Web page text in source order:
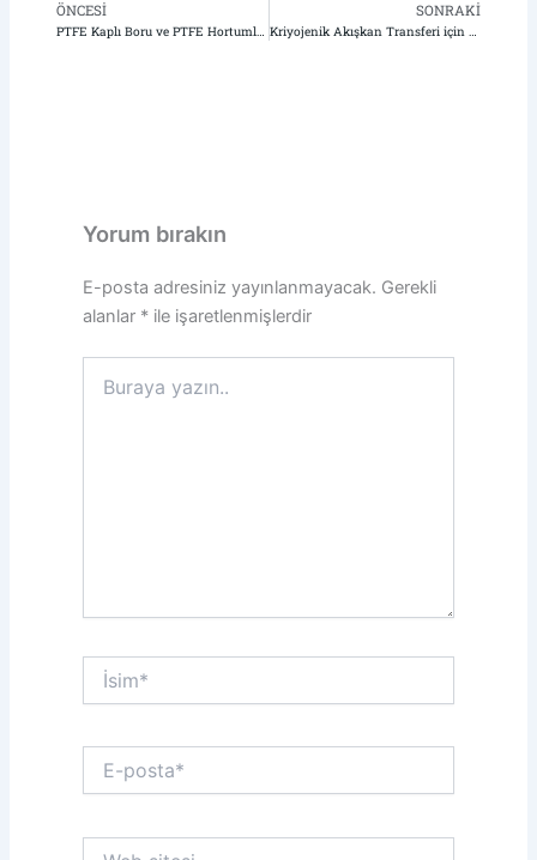
Önceki
ÖNCESI
PTFE Kaplı Boru ve PTFE Hortumlar için Mühendis Rehberi: Proses Borulamasında Esnek ve Rijit
SONRAKI
Kriyojenik Akışkan Transferi için PTFE Hortumlar: Dondurucu Soğukta Esnek Kalmak
Yorum bırakın
E-posta adresiniz yayınlanmayacak. Gerekli
alanlar *ile işaretlenmişlerdir
yazın..
İsim*
posta*